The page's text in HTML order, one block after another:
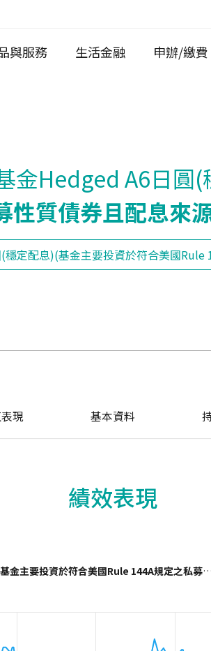
與服務 生活金融 申辦/繳費
金Hedged A6日圓(
質債券且配息來
現 基本資料
績效表現
金主要投資於符合美國Rule 144A規定之私募性質債券且配息來源可能為本金)